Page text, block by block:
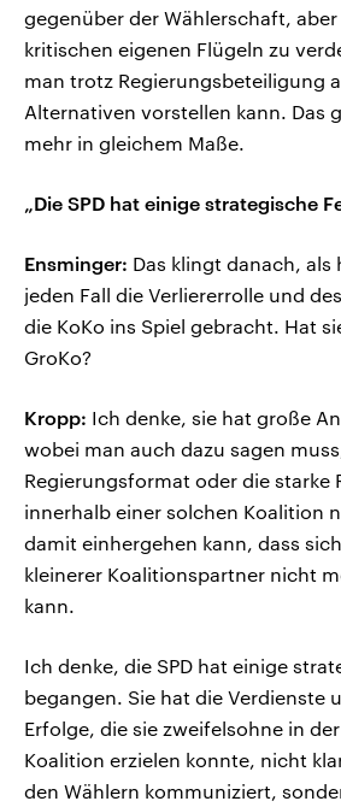
gegenüber der Wählerschaft,
kritischen eigenen Flügeln zu
man trotz Regierungsbeteiligung
Alternativen vorstellen kann. Das
mehr in gleichem Maße.
„Die SPD hat einige strategische
Ensminger: Das klingt danach, als
jeden Fall die Verliererrolle und
die KoKo ins Spiel gebracht. Hat
GroKo?
Kropp: Ich denke, sie hat große
wobei man auch dazu sagen
Regierungsformat oder die starke
innerhalb einer solchen Koalition
damit einhergehen kann, dass
kleinerer Koalitionspartner nicht
kann.
Ich denke, die SPD hat einige
begangen. Sie hat die Verdienste
Erfolge, die sie zweifelsohne in
Koalition erzielen konnte, nicht
den Wählern kommuniziert,